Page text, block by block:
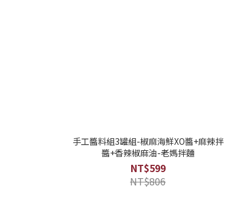
手工醬料組3罐組-椒麻海鮮XO醬+麻辣拌
醬+香辣椒麻油-老媽拌麵
NT$599
NT$806